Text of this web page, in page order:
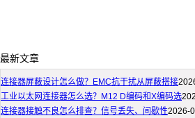
最新文章
连接器屏蔽设计怎么做？EMC抗干扰从屏蔽搭接
工业以太网连接器怎么选？M12 D编码和X编码选
连接器接触不良怎么排查？信号丢失、间歇性2026-